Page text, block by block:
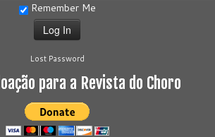
Remember Me
Lost Password
para a Revista do Choro